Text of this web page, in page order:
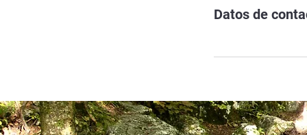
Datos de